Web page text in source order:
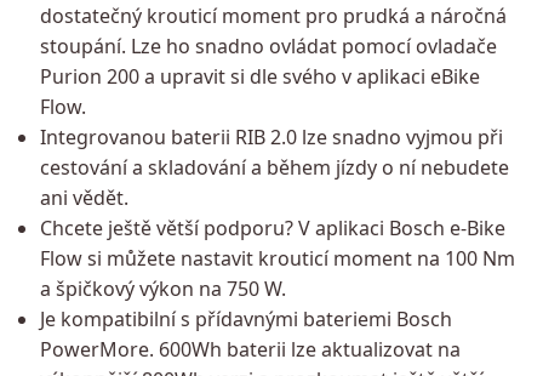
dostatečný krouticí moment pro prudká a náročná
stoupání. Lze ho snadno ovládat pomocí ovladače
Purion 200 a upravit si dle svého v aplikaci eBike
Flow.
Integrovanou baterii RIB 2.0 lze snadno vyjmou při
cestování a skladování a během jízdy o ní nebudete
ani vědět.
Chcete ještě větší podporu? V aplikaci Bosch e-Bike
Flow si můžete nastavit krouticí moment na 100 Nm
a špičkový výkon na 750 W.
Je kompatibilní s přídavnými bateriemi Bosch
PowerMore. 600Wh baterii lze aktualizovat na